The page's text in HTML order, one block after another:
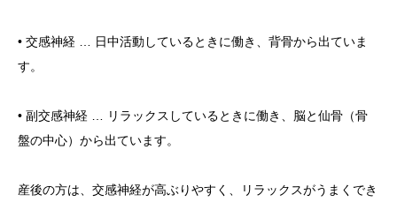
• 交感神経 … 日中活動しているときに働き、背骨から出ていま
す。
• 副交感神経 … リラックスしているときに働き、脳と仙骨（骨
盤の中心）から出ています。
産後の方は、交感神経が高ぶりやすく、リラックスがうまくでき